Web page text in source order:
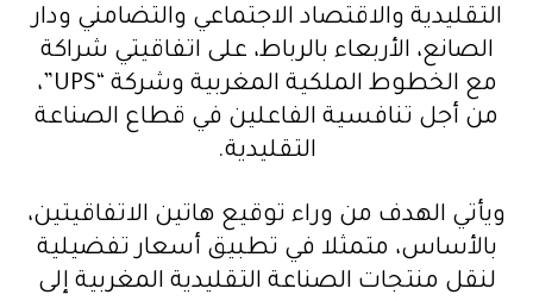
التقليدية والاقتصاد الاجتماعي والتضامني ودار
الصانع، الأربعاء بالرباط، على اتفاقيتي شراكة
مع الخطوط الملكية المغربية وشركة “UPS”،
من أجل تنافسية الفاعلين في قطاع الصناعة
التقليدية.
ويأتي الهدف من وراء توقيع هاتين الاتفاقيتين،
بالأساس، متمثلا في تطبيق أسعار تفضيلية
لنقل منتجات الصناعة التقليدية المغربية إلى